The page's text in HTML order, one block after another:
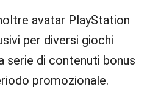
avatar PlayStation
per diversi giochi
serie di contenuti bonus
promozionale.